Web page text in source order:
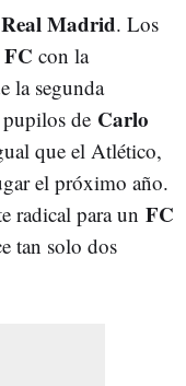
Real Madrid. Los
con la
la segunda
de Carlo
que el Atlético,
el próximo año.
radical para un FC
tan solo dos